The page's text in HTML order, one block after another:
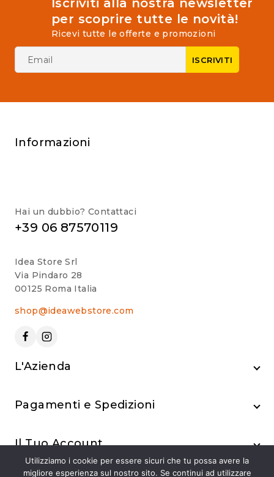
Iscriviti alla nostra newsletter
per scoprire tutte le novità!
Ricevi tutte le offerte e promozioni
Informazioni
Hai un dubbio? Contattaci
+39 06 87570119
Idea Store Srl
Via Pindaro 28
00125 Roma Italia
shop@ideawebstore.com
L'Azienda
Pagamenti e Spedizioni
Il Tuo Account
Utilizziamo i cookie per essere sicuri che tu possa avere la
migliore esperienza sul nostro sito. Se continui ad utilizzare